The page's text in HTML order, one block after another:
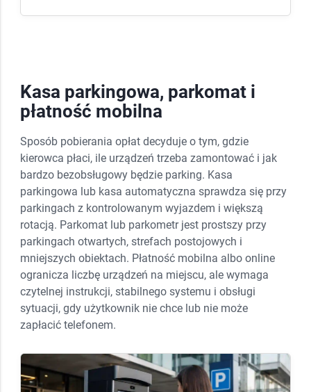
Kasa parkingowa, parkomat i
płatność mobilna
Sposób pobierania opłat decyduje o tym, gdzie
kierowca płaci, ile urządzeń trzeba zamontować i jak
bardzo bezobsługowy będzie parking. Kasa
parkingowa lub kasa automatyczna sprawdza się przy
parkingach z kontrolowanym wyjazdem i większą
rotacją. Parkomat lub parkometr jest prostszy przy
parkingach otwartych, strefach postojowych i
mniejszych obiektach. Płatność mobilna albo online
ogranicza liczbę urządzeń na miejscu, ale wymaga
czytelnej instrukcji, stabilnego systemu i obsługi
sytuacji, gdy użytkownik nie chce lub nie może
zapłacić telefonem.